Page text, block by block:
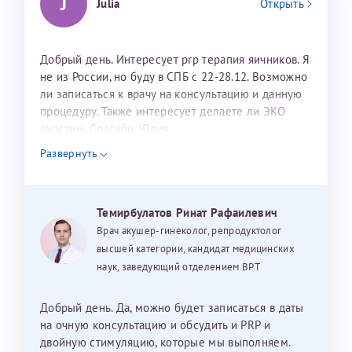
Julia Открыть
Добрый день. Интересует prp терапия яичников. Я
не из России, но буду в СПБ с 22-28.12. Возможно
ли записаться к врачу на консультацию и данную
процедуру. Также интересует делаете ли ЭКО
дуостим. Спасибо. Юлия
Развернуть
Темирбулатов Ринат Рафаилевич
Врач акушер-гинеколог, репродуктолог
высшей категории, кандидат медицинских
наук, заведующий отделением ВРТ
Добрый день. Да, можно будет записаться в даты
на очную консультацию и обсудить и PRP и
двойную стимуляцию, которые мы выполняем.